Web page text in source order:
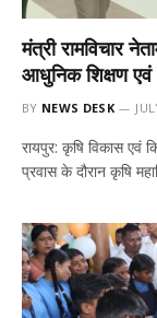
मंत्री रामविचार
आधुनिक शिक्षण
BY NEWS DESK
रायपुर: कृषि विकास एवं
प्रवास के दौरान कृषि